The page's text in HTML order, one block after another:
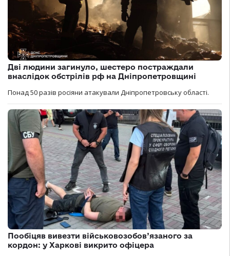
Дві людини загинуло, шестеро постраждали
внаслідок обстрілів рф на Дніпропетровщині
Понад 50 разів росіяни атакували Дніпропетровську області.
Пообіцяв вивезти військовозобов’язаного за
кордон: у Харкові викрито офіцера